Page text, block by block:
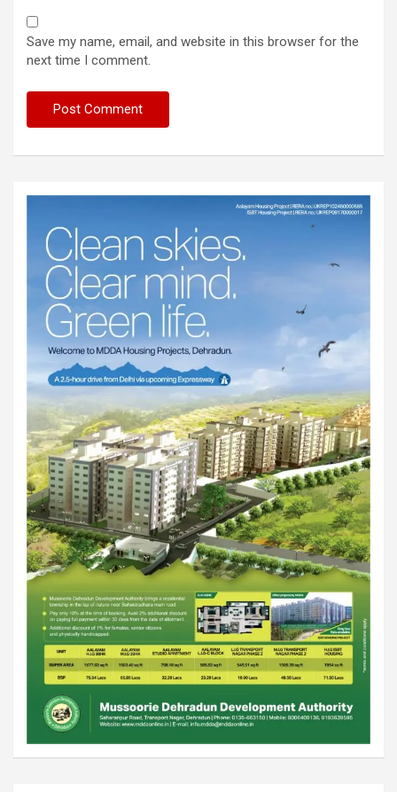
Save my name, email, and website in this browser for the
next time I comment.